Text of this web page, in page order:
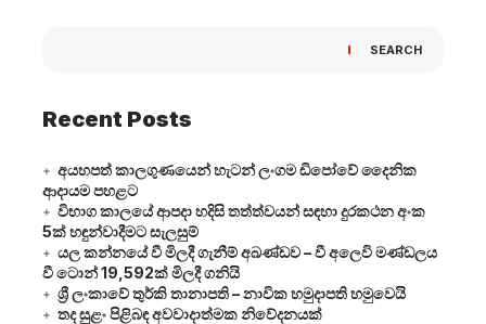
SEARCH
Recent Posts
අයහපත් කාලගුණයෙන් හැටන් ලංගම ඩිපෝවේ දෛනික
ආදායම පහළට
විභාග කාලයේ ආපදා හදිසි තත්ත්වයන් සඳහා දුරකථන අංක
5ක් හඳුන්වාදීමට සැලසුම්
යල කන්නයේ වී මිලදී ගැනීම් අඛණ්ඩව – වී අලෙවි මණ්ඩලය
වී ටොන් 19,592ක් මිලදී ගනියි
ශ්‍රී ලංකාවේ තුර්කි තානාපති – නාවික හමුදාපති හමුවෙයි
තද සුළං පිළිබඳ අවවාදාත්මක නිවේදනයක්